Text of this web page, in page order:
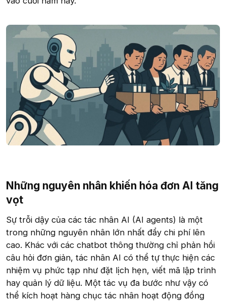
Những nguyên nhân khiến hóa đơn AI tăng
vọt​
Sự trỗi dậy của các tác nhân AI (AI agents) là một
trong những nguyên nhân lớn nhất đẩy chi phí lên
cao. Khác với các chatbot thông thường chỉ phản hồi
câu hỏi đơn giản, tác nhân AI có thể tự thực hiện các
nhiệm vụ phức tạp như đặt lịch hẹn, viết mã lập trình
hay quản lý dữ liệu. Một tác vụ đa bước như vậy có
thể kích hoạt hàng chục tác nhân hoạt động đồng